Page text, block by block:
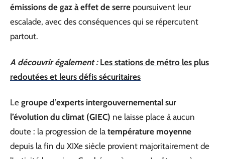
émissions de gaz à effet de serre poursuivent leur
escalade, avec des conséquences qui se répercutent
partout.
A découvrir également : Les stations de métro les plus
redoutées et leurs défis sécuritaires
Le groupe d’experts intergouvernemental sur
l’évolution du climat (GIEC) ne laisse place à aucun
doute : la progression de la température moyenne
depuis la fin du XIXe siècle provient majoritairement de